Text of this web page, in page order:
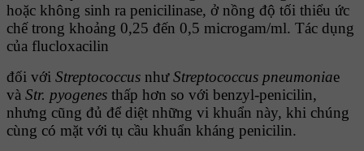
hoặc không sinh ra penicilinase, ở nồng độ tối thiểu ức
chế trong khoảng 0,25 đến 0,5 microgam/ml. Tác dụng
của flucloxacilin
đối với Streptococcus nhưStreptococcus pneumoniae
và Str. pyogenes thấp hơn so với benzyl-penicilin,
nhưng cũng đủ để diệt những vi khuẩn này, khi chúng
cùng có mặt với tụ cầu khuẩn kháng penicilin.